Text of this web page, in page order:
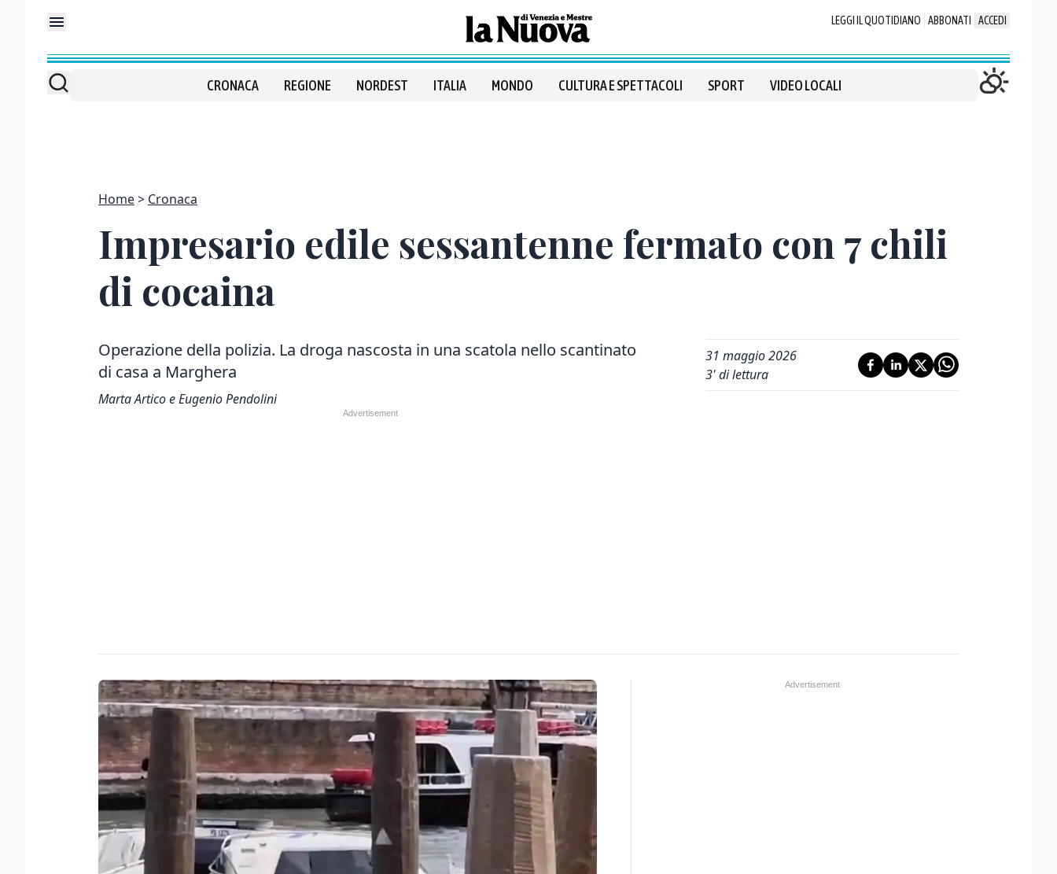
LEGGI IL QUOTIDIANO ABBONATI ACCEDI
CRONACA REGIONE NORDEST ITALIA MONDO CULTURA E SPETTACOLI SPORT VIDEO LOCALI
Home Cronaca
Impresario edile sessantenne fermato con 7 chili
di cocaina
Operazione della polizia. La droga nascosta in una scatola nello scantinato
di casa a Marghera
Marta Artico e Eugenio Pendolini
31 maggio 2026
3' di lettura